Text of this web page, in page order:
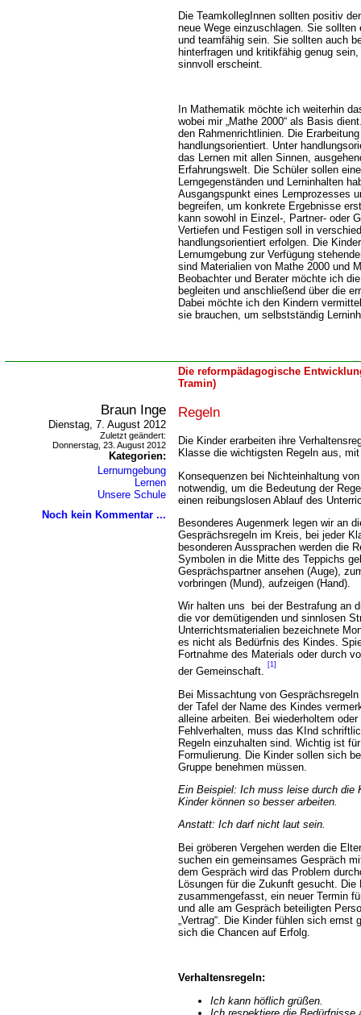
Die TeamkollegInnen sollten positiv
neue Wege einzuschlagen. Sie
und teamfähig sein. Sie sollten auch
hinterfragen und kritikfähig genug
sinnvoll erscheint.
In Mathematik möchte ich weiterhin
wobei mir „Mathe 2000“ als Basis
den Rahmenrichtlinien. Die
handlungsorientiert. Unter
das Lernen mit allen Sinnen,
Erfahrungswelt. Die Schüler sollen
Lerngegenständen und Lerninhalten
Ausgangspunkt eines Lernprozesses
begreifen, um konkrete Ergebnisse
kann sowohl in Einzel-, Partner- oder
Vertiefen und Festigen soll in
handlungsorientiert erfolgen. Die
Lernumgebung zur Verfügung
sind Materialien von Mathe 2000 und
Beobachter und Berater möchte ich
begleiten und anschließend über die
Dabei möchte ich den Kindern
sie brauchen, um selbstständig
Die reformpädagogische
Tramin)
Braun Inge
Dienstag, 7. August 2012
Zuletzt geändert:
Donnerstag, 23. August 2012
Kategorien:
Lernumgebung
Lernen
Unsere Schule
Noch kein Kommentar ...
Regeln
Die Kinder erarbeiten ihre
Klasse die wichtigsten Regeln aus,
Konsequenzen bei Nichteinhaltung
notwendig, um die Bedeutung der
einen reibungslosen Ablauf des
Besonderes Augenmerk legen wir an
Gesprächsregeln im Kreis, bei jeder
besonderen Aussprachen werden die
Symbolen in die Mitte des Teppichs
Gesprächspartner ansehen (Auge),
vorbringen (Mund), aufzeigen (Hand).
Wir halten uns bei der Bestrafung an
die vor demütigenden und sinnlosen
Unterrichtsmaterialien bezeichnete
es nicht als Bedürfnis des Kindes.
Fortnahme des Materials oder durch
der Gemeinschaft.
[1]
Bei Missachtung von
der Tafel der Name des Kindes
alleine arbeiten. Bei wiederholtem
Fehlverhalten, muss das KInd
Regeln einzuhalten sind. Wichtig ist
Formulierung. Die Kinder sollen sich
Gruppe benehmen müssen.
Ein Beispiel: Ich muss leise durch die
Kinder können so besser arbeiten.
Anstatt: Ich darf nicht laut sein.
Bei gröberen Vergehen werden die
suchen ein gemeinsames Gespräch
dem Gespräch wird das Problem
Lösungen für die Zukunft gesucht.
zusammengefasst, ein neuer Termin
und alle am Gespräch beteiligten
Vertrag“. Die Kinder fühlen sich ernst
sich die Chancen auf Erfolg.
Verhaltensregeln:
Ich kann höflich grüßen.